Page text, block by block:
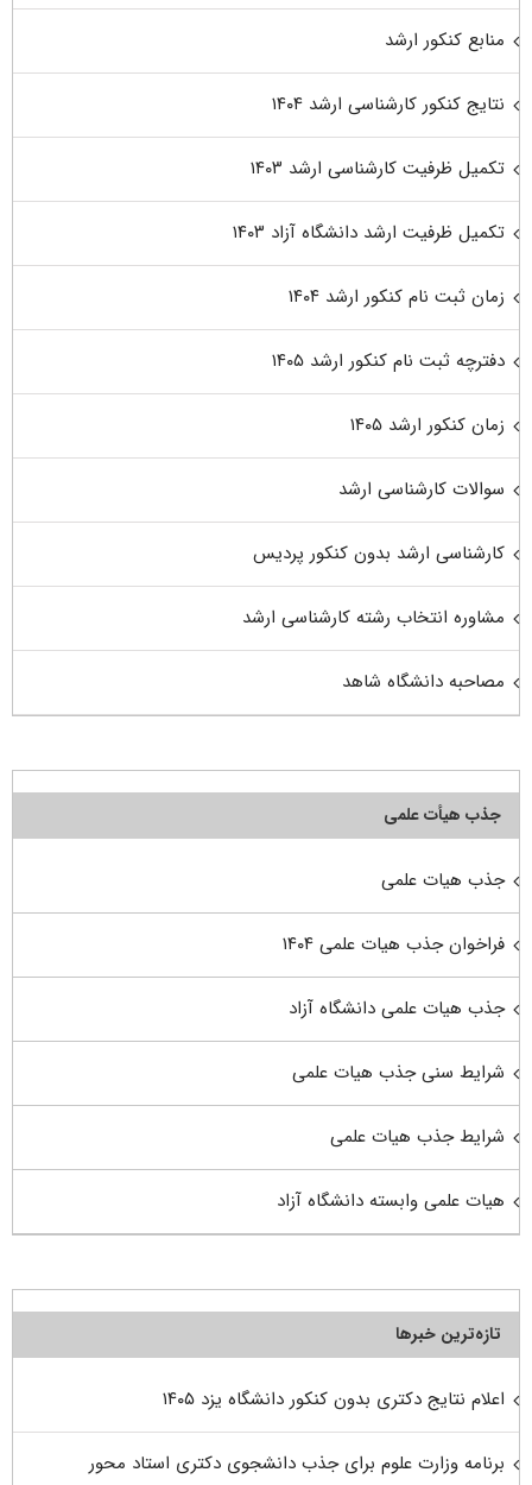
منابع کنکور ارشد
نتایج کنکور کارشناسی ارشد ۱۴۰۴
تکمیل ظرفیت کارشناسی ارشد ۱۴۰۳
تکمیل ظرفیت ارشد دانشگاه آزاد ۱۴۰۳
زمان ثبت نام کنکور ارشد ۱۴۰۴
دفترچه ثبت نام کنکور ارشد ۱۴۰۵
زمان کنکور ارشد ۱۴۰۵
سوالات کارشناسی ارشد
کارشناسی ارشد بدون کنکور پردیس
مشاوره انتخاب رشته کارشناسی ارشد
مصاحبه دانشگاه شاهد
جذب هیأت علمی
جذب هیات علمی
فراخوان جذب هیات علمی ۱۴۰۴
جذب هیات علمی دانشگاه آزاد
شرایط سنی جذب هیات علمی
شرایط جذب هیات علمی
هیات علمی وابسته دانشگاه آزاد
تازه‌ترین خبرها
اعلام نتایج دکتری بدون کنکور دانشگاه یزد ۱۴۰۵
برنامه وزارت علوم برای جذب دانشجوی دکتری استاد محور